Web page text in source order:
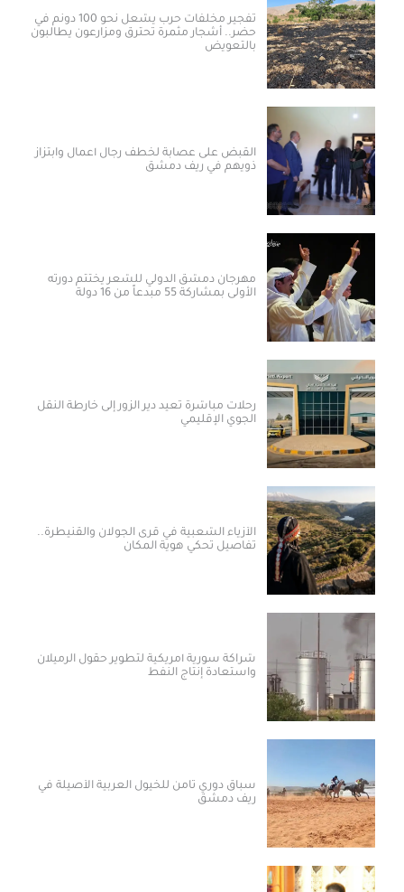
تفجير مخلفات حرب يشعل نحو 100 دونم في
حضر.. أشجار مثمرة تحترق ومزارعون يطالبون
بالتعويض
القبض على عصابة لخطف رجال أعمال وابتزاز
ذويهم في ريف دمشق
مهرجان دمشق الدولي للشعر يختتم دورته
الأولى بمشاركة 55 مبدعاً من 16 دولة
رحلات مباشرة تعيد دير الزور إلى خارطة النقل
الجوي الإقليمي
الأزياء الشعبية في قرى الجولان والقنيطرة..
تفاصيل تحكي هوية المكان
شراكة سورية أمريكية لتطوير حقول الرميلان
واستعادة إنتاج النفط
سباق دوري ثامن للخيول العربية الأصيلة في
ريف دمشق